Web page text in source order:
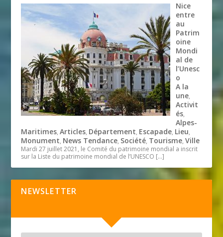
Nice
entre
au
Patrim
oine
Mondi
al de
l’Unesc
o
A la
une,
Activit
és,
Alpes-
Maritimes,Articles, Département, Escapade, Lieu,
Monument, News Tendance, Société, Tourisme,Ville
Mardi 27 juillet 2021, le Comité du patrimoine mondial a inscrit
sur la Liste du patrimoine mondial de l’UNESCO […]
NEWSLETTER